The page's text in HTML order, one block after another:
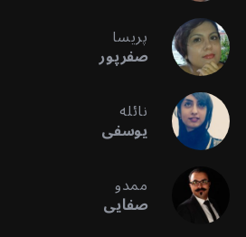
پریسا
صفرپور
نائله
یوسفی
ممدو
صفایی